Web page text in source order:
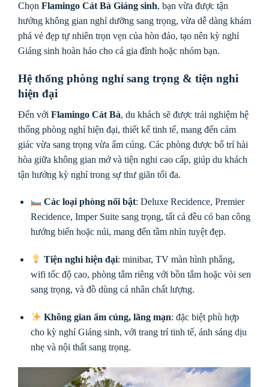
Chọn Flamingo Cát Bà Giáng sinh, bạn vừa được tận
hưởng không gian nghỉ dưỡng sang trọng, vừa dễ dàng khám
phá vẻ đẹp tự nhiên trọn vẹn của hòn đảo, tạo nên kỳ nghỉ
Giáng sinh hoàn hảo cho cả gia đình hoặc nhóm bạn.
Hệ thống phòng nghỉ sang trọng & tiện nghi
hiện đại
Đến với Flamingo Cát Bà, du khách sẽ được trải nghiệm hệ
thống phòng nghỉ hiện đại, thiết kế tinh tế, mang đến cảm
giác vừa sang trọng vừa ấm cúng. Các phòng được bố trí hài
hòa giữa không gian mở và tiện nghi cao cấp, giúp du khách
tận hưởng kỳ nghỉ trong sự thư giãn tối đa.
Các loại phòng nổi bật: Deluxe Recidence, Premier
Recidence, Imper Suite sang trọng, tất cả đều có ban công
hướng biển hoặc núi, mang đến tầm nhìn tuyệt đẹp.
Tiện nghi hiện đại: minibar, TV màn hình phẳng,
wifi tốc độ cao, phòng tắm riêng với bồn tắm hoặc vòi sen
sang trọng, và đồ dùng cá nhân chất lượng.
Không gian ấm cúng, lãng mạn: đặc biệt phù hợp
cho kỳ nghỉ Giáng sinh, với trang trí tinh tế, ánh sáng dịu
nhẹ và nội thất sang trọng.